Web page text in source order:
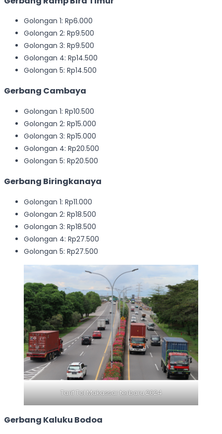
Golongan 1: Rp6.000
Golongan 2: Rp9.500
Golongan 3: Rp9.500
Golongan 4: Rp14.500
Golongan 5: Rp14.500
Gerbang Cambaya
Golongan 1: Rp10.500
Golongan 2: Rp15.000
Golongan 3: Rp15.000
Golongan 4: Rp20.500
Golongan 5: Rp20.500
Gerbang Biringkanaya
Golongan 1: Rp11.000
Golongan 2: Rp18.500
Golongan 3: Rp18.500
Golongan 4: Rp27.500
Golongan 5: Rp27.500
Tarif Tol Makassar terbaru 2024
Gerbang Kaluku Bodoa